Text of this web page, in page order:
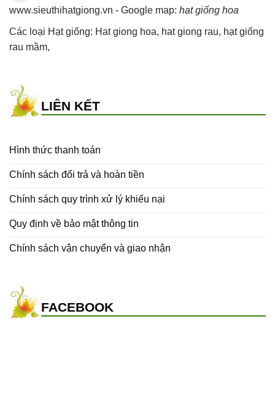
www.sieuthihatgiong.vn - Google map: hạt giống hoa
Các loại Hạt giống: Hat giong hoa, hat giong rau, hạt giống
rau mầm,
LIÊN KẾT
Hình thức thanh toán
Chính sách đổi trả và hoàn tiền
Chính sách quy trình xử lý khiếu nại
Quy định về bảo mật thông tin
Chính sách vận chuyển và giao nhận
FACEBOOK